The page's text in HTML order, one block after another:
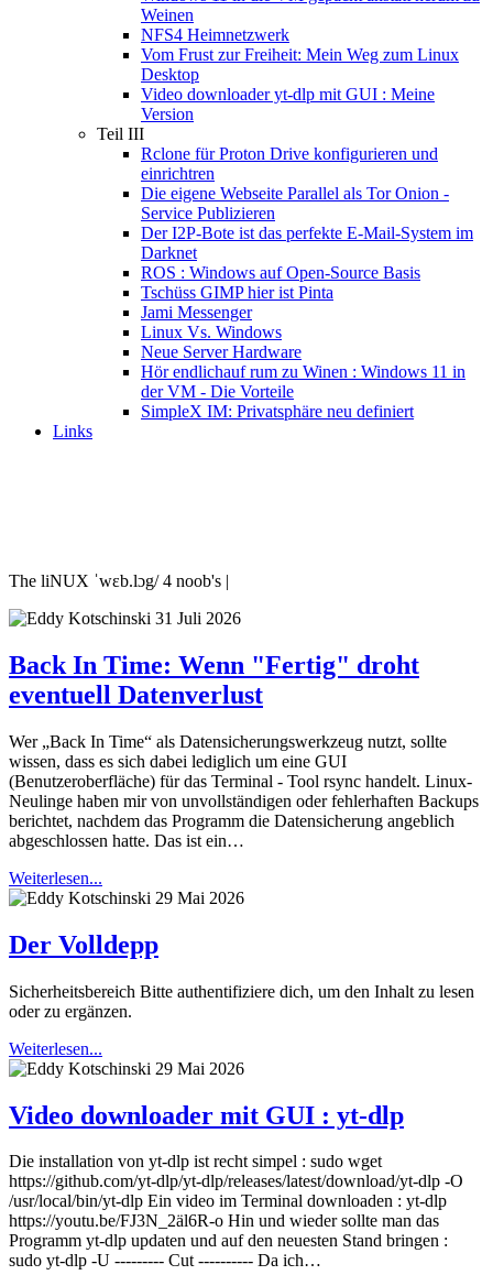
Weinen
NFS4 Heimnetzwerk
Vom Frust zur Freiheit: Mein Weg zum Linux
Desktop
Video downloader yt-dlp mit GUI : Meine
Version
Teil III
Rclone für Proton Drive konfigurieren und
einrichtren
Die eigene Webseite Parallel als Tor Onion -
Service Publizieren
Der I2P-Bote ist das perfekte E-Mail-System im
Darknet
ROS : Windows auf Open-Source Basis
Tschüss GIMP hier ist Pinta
Jami Messenger
Linux Vs. Windows
Neue Server Hardware
Hör endlichauf rum zu Winen : Windows 11 in
der VM - Die Vorteile
SimpleX IM: Privatsphäre neu definiert
Links
The liNUX ˈwɛb.lɔg/ 4 noob's |
31 Juli 2026
Back In Time: Wenn "Fertig" droht
eventuell Datenverlust
Wer „Back In Time“ als Datensicherungswerkzeug nutzt, sollte
wissen, dass es sich dabei lediglich um eine GUI
(Benutzeroberfläche) für das Terminal - Tool rsync handelt. Linux-
Neulinge haben mir von unvollständigen oder fehlerhaften Backups
berichtet, nachdem das Programm die Datensicherung angeblich
abgeschlossen hatte. Das ist ein…
Weiterlesen...
29 Mai 2026
Der Volldepp
Sicherheitsbereich Bitte authentifiziere dich, um den Inhalt zu lesen
oder zu ergänzen.
Weiterlesen...
29 Mai 2026
Video downloader mit GUI : yt-dlp
Die installation von yt-dlp ist recht simpel : sudo wget
https://github.com/yt-dlp/yt-dlp/releases/latest/download/yt-dlp -O
/usr/local/bin/yt-dlp Ein video im Terminal downloaden : yt-dlp
https://youtu.be/FJ3N_2äl6R-o Hin und wieder sollte man das
Programm yt-dlp updaten und auf den neuesten Stand bringen :
sudo yt-dlp -U --------- Cut ---------- Da ich…